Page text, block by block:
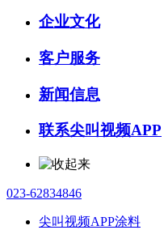
企业文化
客户服务
新闻信息
联系尖叫视频APP
023-62834846
尖叫视频APP涂料